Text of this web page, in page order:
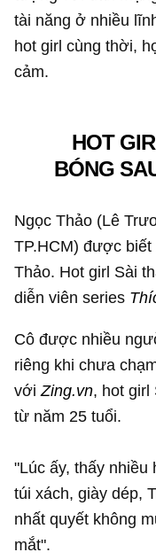
tài năng ở nhiều
hot girl cùng thời,
cảm.
HOT
BÓNG
Ngọc Thảo (Lê
TP.HCM) được
Thảo. Hot girl Sài
diễn viên series
Cô được nhiều
riêng khi chưa
với Zing.vn, hot girl
từ năm 25 tuổi.
"Lúc ấy, thấy nhiều
túi xách, giày dép,
nhất quyết không
mắt".